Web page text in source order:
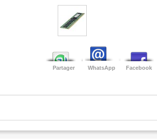
Partager WhatsApp Facebook